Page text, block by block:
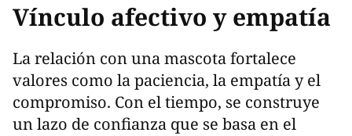
Vínculo afectivo y empatía
La relación con una mascota fortalece
valores como la paciencia, la empatía y el
compromiso. Con el tiempo, se construye
un lazo de confianza que se basa en el